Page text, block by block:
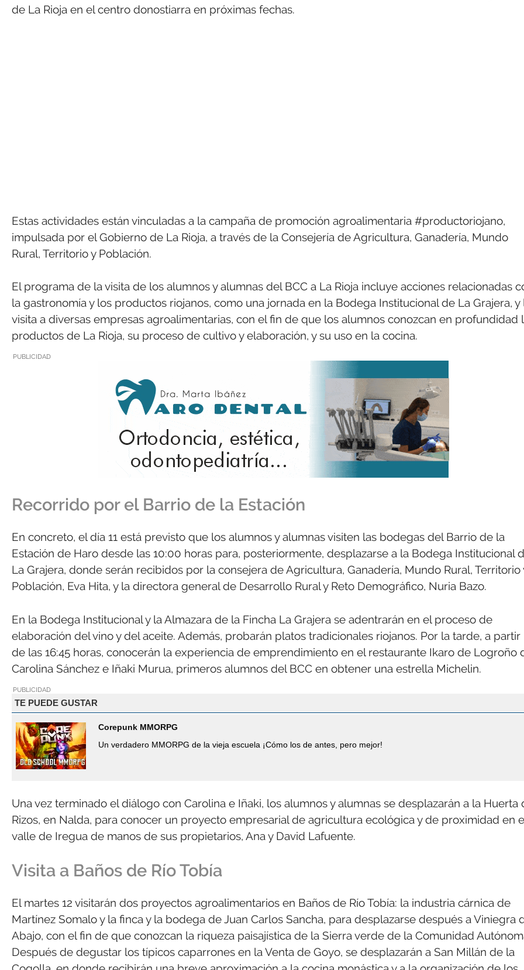
de La Rioja en el centro donostiarra en próximas fechas.
Estas actividades están vinculadas a la campaña de promoción agroalimentaria #productoriojano,
impulsada por el Gobierno de La Rioja, a través de la Consejería de Agricultura, Ganadería, Mundo
Rural, Territorio y Población.
El programa de la visita de los alumnos y alumnas del BCC a La Rioja incluye acciones relacionadas
la gastronomía y los productos riojanos, como una jornada en la Bodega Institucional de La Grajera, y
visita a diversas empresas agroalimentarias, con el fin de que los alumnos conozcan en profundidad
productos de La Rioja, su proceso de cultivo y elaboración, y su uso en la cocina.
PUBLICIDAD
Recorrido por el Barrio de la Estación
En concreto, el día 11 está previsto que los alumnos y alumnas visiten las bodegas del Barrio de la
Estación de Haro desde las 10:00 horas para, posteriormente, desplazarse a la Bodega Institucional
La Grajera, donde serán recibidos por la consejera de Agricultura, Ganadería, Mundo Rural, Territorio
Población, Eva Hita, y la directora general de Desarrollo Rural y Reto Demográfico, Nuria Bazo.
En la Bodega Institucional y la Almazara de la Fincha La Grajera se adentrarán en el proceso de
elaboración del vino y del aceite. Además, probarán platos tradicionales riojanos. Por la tarde, a partir
de las 16:45 horas, conocerán la experiencia de emprendimiento en el restaurante Ikaro de Logroño
Carolina Sánchez e Iñaki Murua, primeros alumnos del BCC en obtener una estrella Michelin.
PUBLICIDAD
TE PUEDE GUSTAR
Corepunk MMORPG
Un verdadero MMORPG de la vieja escuela ¡Cómo los de antes, pero mejor!
Una vez terminado el diálogo con Carolina e Iñaki, los alumnos y alumnas se desplazarán a la Huerta
Rizos, en Nalda, para conocer un proyecto empresarial de agricultura ecológica y de proximidad en
valle de Iregua de manos de sus propietarios, Ana y David Lafuente.
Visita a Baños de Río Tobía
El martes 12 visitarán dos proyectos agroalimentarios en Baños de Río Tobía: la industria cárnica de
Martínez Somalo y la finca y la bodega de Juan Carlos Sancha, para desplazarse después a Viniegra
Abajo, con el fin de que conozcan la riqueza paisajística de la Sierra verde de la Comunidad
Después de degustar los típicos caparrones en la Venta de Goyo, se desplazarán a San Millán de la